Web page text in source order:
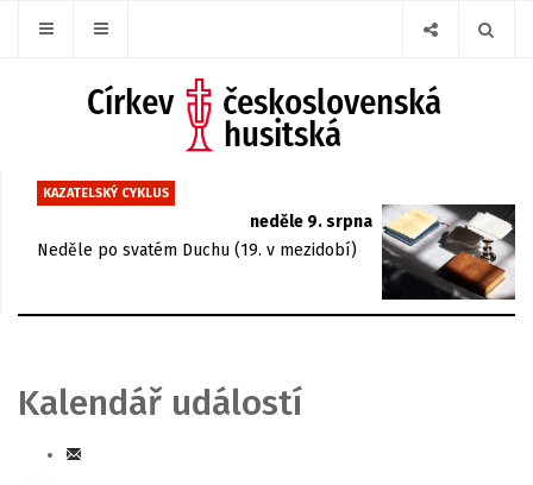
KAZATELSKÝ CYKLUS
neděle 9. srpna
Neděle po svatém Duchu (19. v mezidobí)
Kalendář událostí